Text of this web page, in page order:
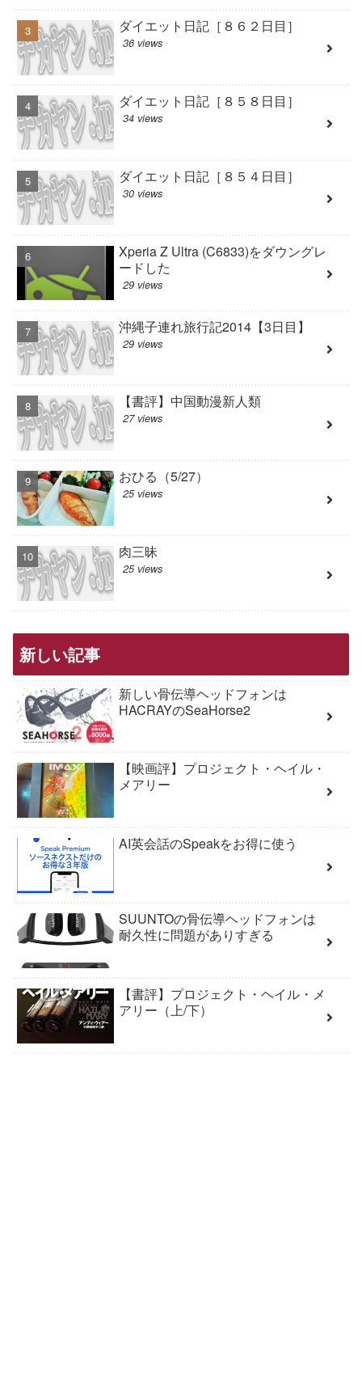
ダイエット日記［８６２日目］
36 views
ダイエット日記［８５８日目］
34 views
ダイエット日記［８５４日目］
30 views
Xperia Z Ultra (C6833)をダウングレ
ードした
29 views
沖縄子連れ旅行記2014【3日目】
29 views
【書評】中国動漫新人類
27 views
おひる（5/27）
25 views
肉三昧
25 views
新しい記事
新しい骨伝導ヘッドフォンは
HACRAYのSeaHorse2
【映画評】プロジェクト・ヘイル・
メアリー
AI英会話のSpeakをお得に使う
SUUNTOの骨伝導ヘッドフォンは
耐久性に問題がありすぎる
【書評】プロジェクト・ヘイル・メ
アリー（上/下）